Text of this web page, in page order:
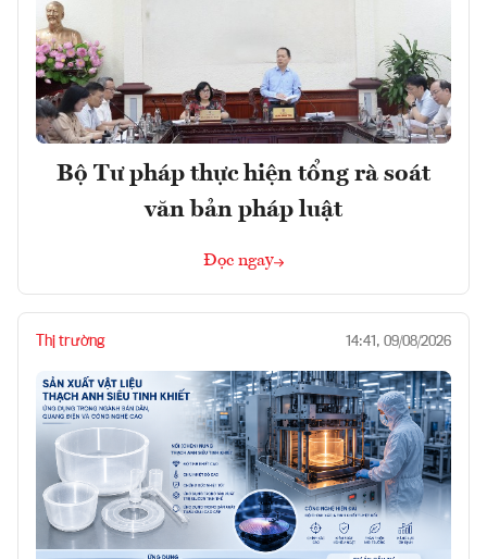
Bộ Tư pháp thực hiện tổng rà soát
văn bản pháp luật
Đọc ngay
Thị trường 14:41, 09/08/2026